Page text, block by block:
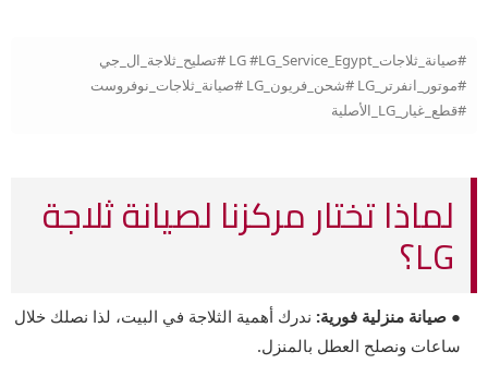
#صيانة_ثلاجات_LG #LG_Service_Egypt #تصليح_ثلاجة_ال_جي
#موتور_انفرتر_LG #شحن_فريون_LG #صيانة_ثلاجات_نوفروست
#قطع_غيار_LG_الأصلية
لماذا تختار مركزنا لصيانة ثلاجة
LG؟
● صيانة منزلية فورية: ندرك أهمية الثلاجة في البيت، لذا نصلك خلال
ساعات ونصلح العطل بالمنزل.